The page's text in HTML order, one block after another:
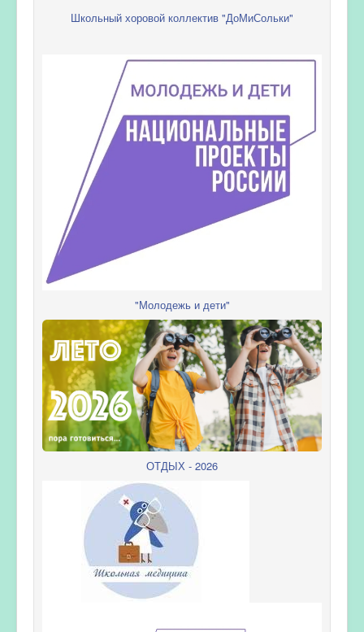
Школьный хоровой коллектив "ДоМиСольки"
"Молодежь и дети"
ОТДЫХ - 2026